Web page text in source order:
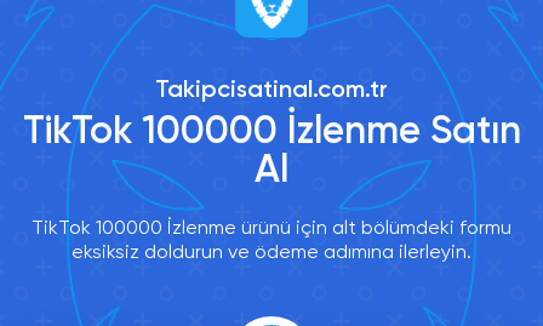
Takipcisatinal.com.tr
TikTok 100000 İzlenme Satın
Al
TikTok 100000 İzlenme ürünü için alt bölümdeki formu
eksiksiz doldurun ve ödeme adımına ilerleyin.